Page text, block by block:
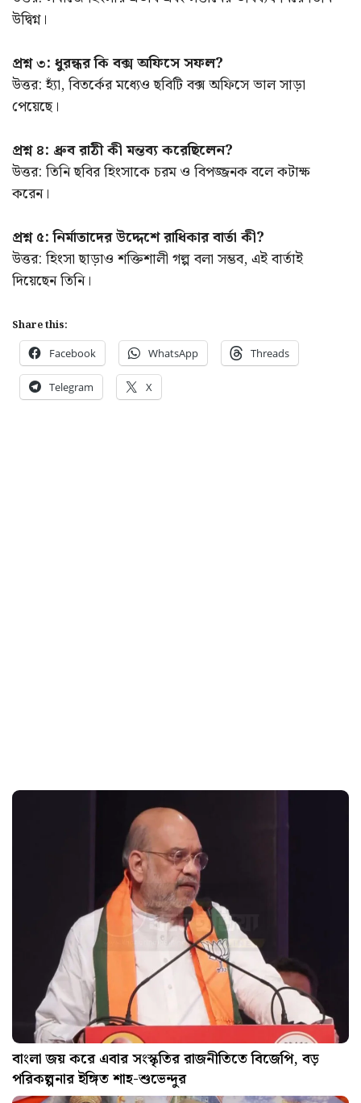
উদ্বিগ্ন।
প্রশ্ন ৩: ধুরন্ধর কি বক্স অফিসে সফল?
উত্তর: হ্যাঁ, বিতর্কের মধ্যেও ছবিটি বক্স অফিসে ভাল সাড়া
পেয়েছে।
প্রশ্ন ৪: ধ্রুব রাঠী কী মন্তব্য করেছিলেন?
উত্তর: তিনি ছবির হিংসাকে চরম ও বিপজ্জনক বলে কটাক্ষ
করেন।
প্রশ্ন ৫: নির্মাতাদের উদ্দেশে রাধিকার বার্তা কী?
উত্তর: হিংসা ছাড়াও শক্তিশালী গল্প বলা সম্ভব, এই বার্তাই
দিয়েছেন তিনি।
Share this:
Facebook WhatsApp Threads
Telegram X
বাংলা জয় করে এবার সংস্কৃতির রাজনীতিতে বিজেপি, বড়
পরিকল্পনার ইঙ্গিত শাহ-শুভেন্দুর